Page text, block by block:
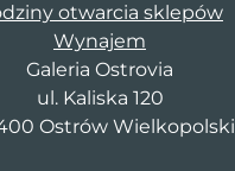
otwarcia sklepów
Wynajem
Galeria Ostrovia
ul. Kaliska 120
Ostrów Wielkopolski